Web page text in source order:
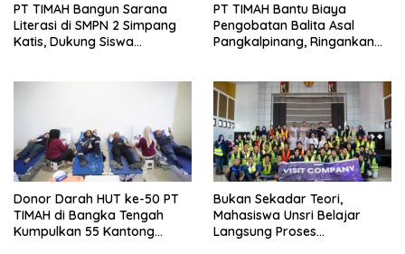
PT TIMAH Bangun Sarana
Literasi di SMPN 2 Simpang
Katis, Dukung Siswa
PT TIMAH Bantu Biaya
Pengobatan Balita Asal
Pangkalpinang, Ringankan
Donor Darah HUT ke-50 PT
TIMAH di Bangka Tengah
Kumpulkan 55 Kantong
Bukan Sekadar Teori,
Mahasiswa Unsri Belajar
Langsung Proses